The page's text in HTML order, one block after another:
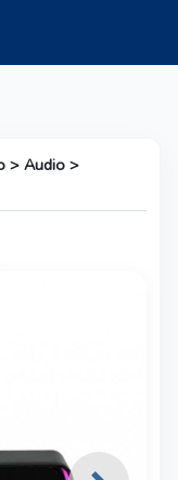
> Audio >